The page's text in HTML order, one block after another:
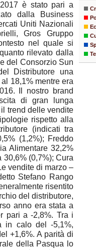
è stato pari a
dalla Business
Uniti Nazionali
Gros Gruppo
nel quale si
rilevato dalla
del Consorzio Sun
Distributore una
18,1% mentre era
Il nostro brand
di gran lunga
trend delle vendite
rispetto alla
(indicati tra
(1,2%); Freddo
Alimentare 32,2%
30,6% (0,7%); Cura
vendite di marzo –
Stefano Rango
risentito
del distributore,
anno era stata a
pari a -2,8%. Tra i
in calo del -5,1%,
+1,6%. A parità di
della Pasqua lo